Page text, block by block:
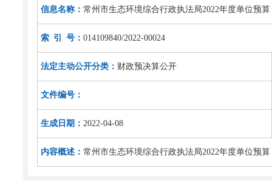
信息名称： 常州市生态环境综合行政执法局2022年度单位预算
索 引 号： 014109840/2022-00024
法定主动公开分类： 财政预决算公开
文件编号：
生成日期： 2022-04-08
内容概述： 常州市生态环境综合行政执法局2022年度单位预算